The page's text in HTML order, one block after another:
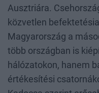
Ausztriára.
közvetlen
Magyarország a
több országban is
hálózatokon, hanem
értékesítési